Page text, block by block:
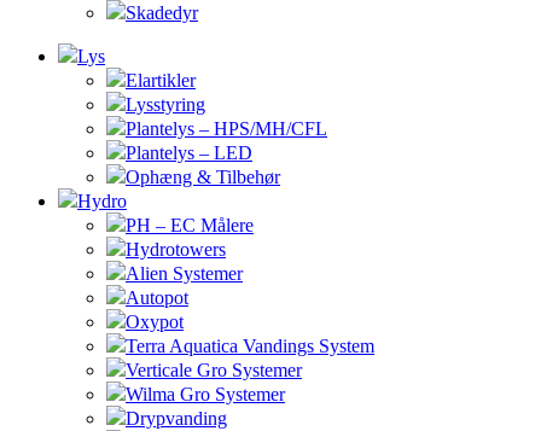
Skadedyr
Lys
Elartikler
Lysstyring
Plantelys – HPS/MH/CFL
Plantelys – LED
Ophæng & Tilbehør
Hydro
PH – EC Målere
Hydrotowers
Alien Systemer
Autopot
Oxypot
Terra Aquatica Vandings System
Verticale Gro Systemer
Wilma Gro Systemer
Drypvanding